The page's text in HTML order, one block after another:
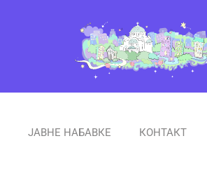
ЈАВНЕ НАБАВКЕ КОНТАКТ